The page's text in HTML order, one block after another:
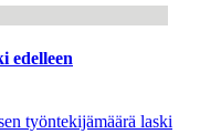
edelleen
työntekijämäärä laski